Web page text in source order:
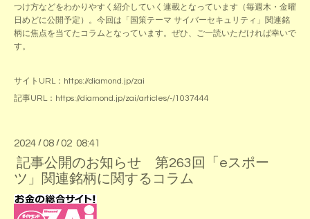
つけ方などをわかりやすく紹介していく連載となっています（毎週木・金曜
日めどに公開予定）。今回は「国策テーマ サイバーセキュリティ」関連銘
柄に焦点を当てたコラムとなっています。ぜひ、ご一読いただければ幸いで
す。
サイトURL： https://diamond.jp/zai
記事URL： https://diamond.jp/zai/articles/-/1037444
2024 / 08 / 02 08:41
記事公開のお知らせ 第263回「eスポー
ツ」関連銘柄に関するコラム